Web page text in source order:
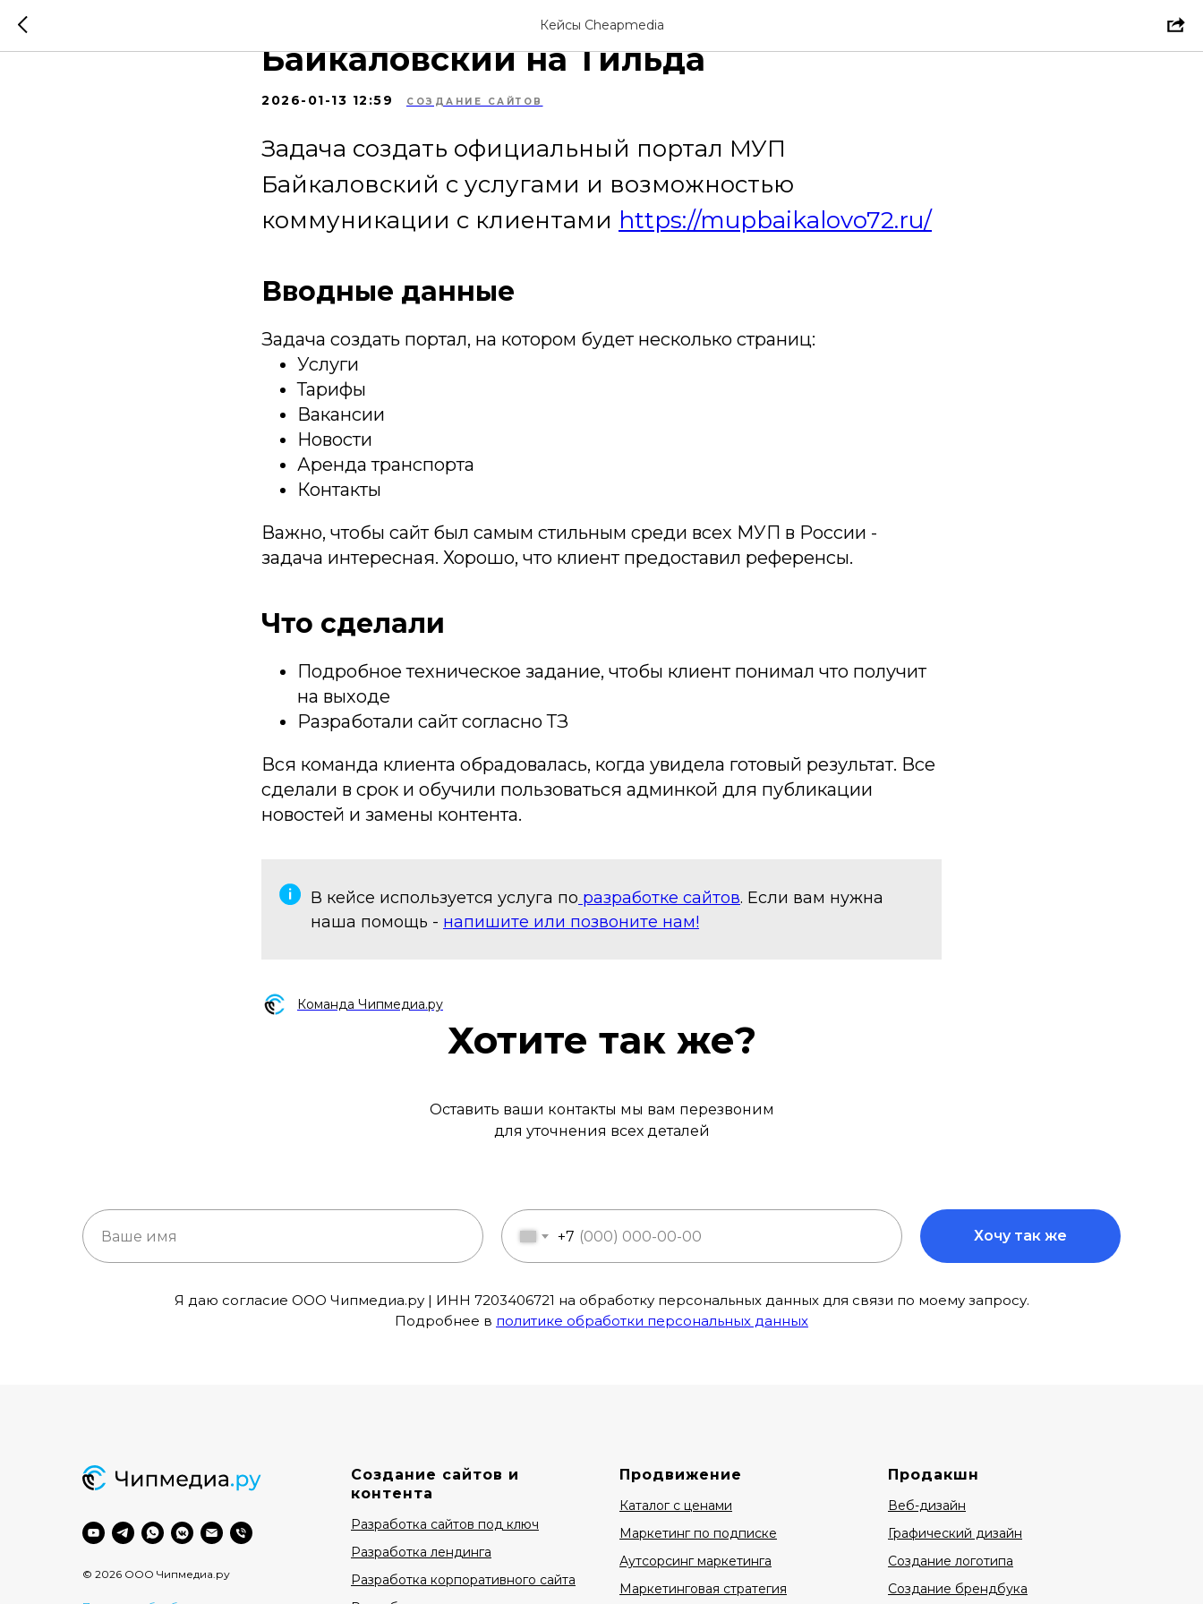
Кейсы Cheapmedia
Создание сайта для ККП МУП
Байкаловский на Тильда
2026-01-13 12:59 СОЗДАНИЕ САЙТОВ
Задача создать официальный портал МУП
Байкаловский с услугами и возможностью
коммуникации с клиентами https://mupbaikalovo72.ru/
Вводные данные
Задача создать портал, на котором будет несколько страниц:
Услуги
Тарифы
Вакансии
Новости
Аренда транспорта
Контакты
Важно, чтобы сайт был самым стильным среди всех МУП в России -
задача интересная. Хорошо, что клиент предоставил референсы.
Что сделали
Подробное техническое задание, чтобы клиент понимал что получит
на выходе
Разработали сайт согласно ТЗ
Вся команда клиента обрадовалась, когда увидела готовый результат. Все
сделали в срок и обучили пользоваться админкой для публикации
новостей и замены контента.
В кейсе используется услуга по разработке сайтов. Если вам нужна
наша помощь - напишите или позвоните нам!
Команда Чипмедиа.ру
Хотите так же?
Оставить ваши контакты мы вам перезвоним
для уточнения всех деталей
+7 Хочу так же
Я даю согласие ООО Чипмедиа.ру | ИНН 7203406721 на обработку персональных данных для связи по моему запросу.
Подробнее в политике обработки персональных данных
© 2026 ООО Чипмедиа.ру
Создание сайтов и
контента
Разработка сайтов под ключ
Разработка лендинга
Разработка корпоративного сайта
Продвижение
Каталог с ценами
Маркетинг по подписке
Аутсорсинг маркетинга
Маркетинговая стратегия
Продакшн
Веб-дизайн
Графический дизайн
Создание логотипа
Создание брендбука